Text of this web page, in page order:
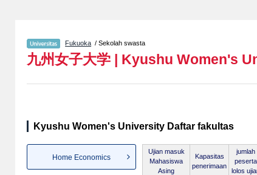
Fukuoka / Sekolah swasta
九州女子大学 | Kyushu Women's
Kyushu Women's University Daftar fakultas
Home Economics
Ujian masuk
Mahasiswa
Asing
Kapasitas
penerimaan
jumlah
peserta
lolos